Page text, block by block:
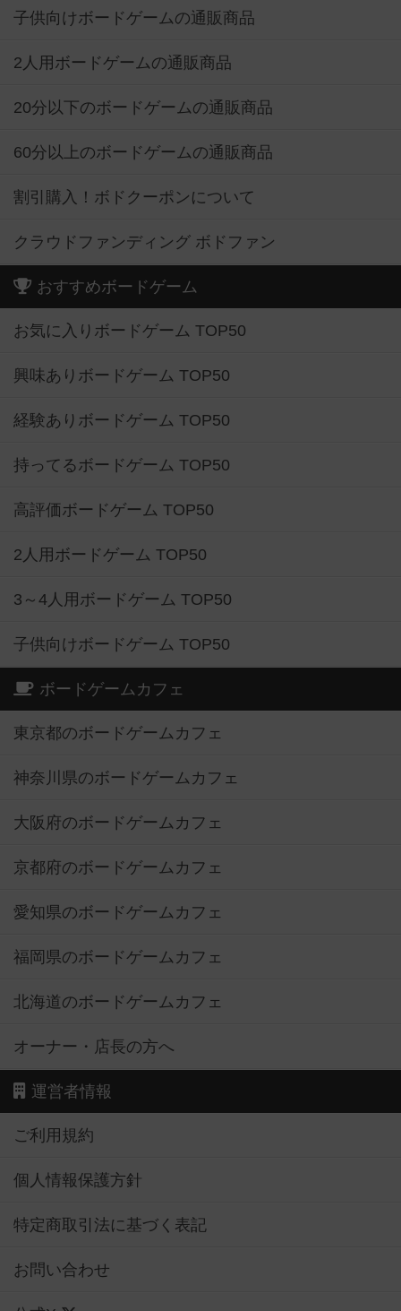
子供向けボードゲームの通販商品
2人用ボードゲームの通販商品
20分以下のボードゲームの通販商品
60分以上のボードゲームの通販商品
割引購入！ボドクーポンについて
クラウドファンディング ボドファン
おすすめボードゲーム
お気に入りボードゲーム TOP50
興味ありボードゲーム TOP50
経験ありボードゲーム TOP50
持ってるボードゲーム TOP50
高評価ボードゲーム TOP50
2人用ボードゲーム TOP50
3～4人用ボードゲーム TOP50
子供向けボードゲーム TOP50
ボードゲームカフェ
東京都のボードゲームカフェ
神奈川県のボードゲームカフェ
大阪府のボードゲームカフェ
京都府のボードゲームカフェ
愛知県のボードゲームカフェ
福岡県のボードゲームカフェ
北海道のボードゲームカフェ
オーナー・店長の方へ
運営者情報
ご利用規約
個人情報保護方針
特定商取引法に基づく表記
お問い合わせ